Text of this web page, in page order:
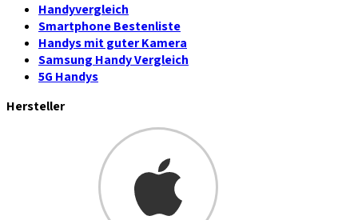
Handyvergleich
Smartphone Bestenliste
Handys mit guter Kamera
Samsung Handy Vergleich
5G Handys
Hersteller